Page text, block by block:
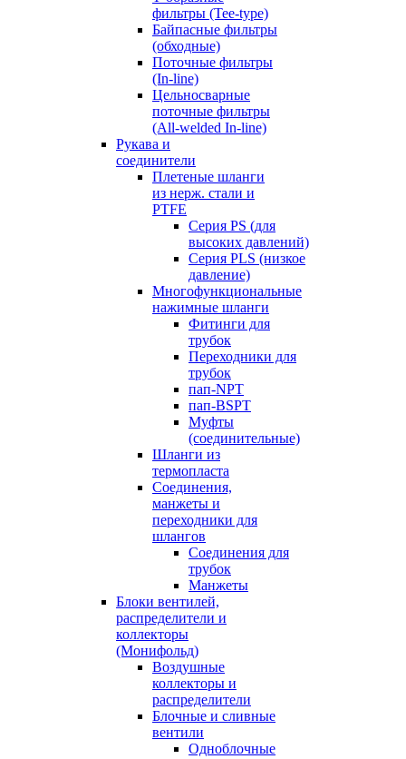
фильтры (Tee-type)
Байпасные фильтры
(обходные)
Поточные фильтры
(In-line)
Цельносварные
поточные фильтры
(All-welded In-line)
Рукава и
соединители
Плетеные шланги
из нерж. стали и
PTFE
Серия PS (для
высоких давлений)
Серия PLS (низкое
давление)
Многофункциональные
нажимные шланги
Фитинги для
трубок
Переходники для
трубок
пап-NPT
пап-BSPT
Муфты
(соединительные)
Шланги из
термопласта
Соединения,
манжеты и
переходники для
шлангов
Соединения для
трубок
Манжеты
Блоки вентилей,
распределители и
коллекторы
(Монифольд)
Воздушные
коллекторы и
распределители
Блочные и сливные
вентили
Одноблочные